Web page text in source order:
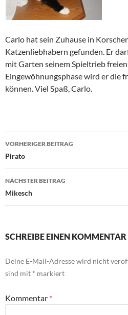
Carlo hat sein Zuhause in
Katzenliebhabern gefunden. Er
mit Garten seinem Spieltrieb
Eingewöhnungsphase wird er die
können. Viel Spaß, Carlo.
Beitragsnavigation
VORHERIGER BEITRAG
Pirato
NÄCHSTER BEITRAG
Mikesch
SCHREIBE EINEN KOMMENTAR
Deine E-Mail-Adresse wird nicht
sind mit * markiert
Kommentar *